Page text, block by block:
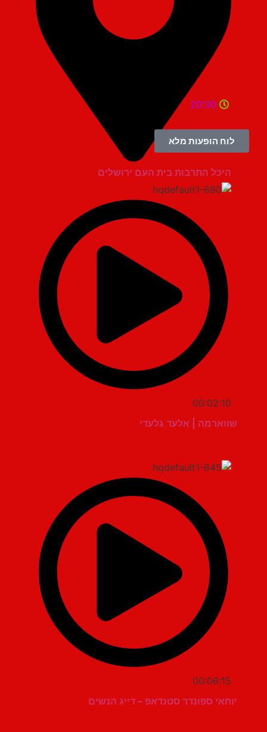
היכל התרבות בית העם ירושלים
20:30
לוח הופעות מלא
00:02:10
שווארמה | אלעד גלעדי
00:06:15
יוחאי ספונדר סטנדאפ – דייג הנשים